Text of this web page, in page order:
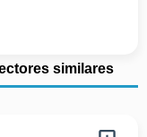
similares